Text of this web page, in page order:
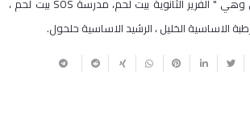
لتقييم المتحف الافتراضي وهي " الفرير الثانوية بيت لحم، مدرسة SOS بيت لحم ،
الاساسية الخليل ، الرشيد الاساسية حلحول.